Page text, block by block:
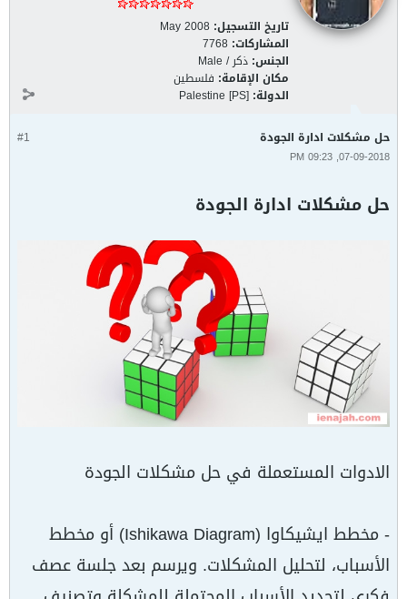
تاريخ التسجيل: May 2008
المشاركات: 7768
الجنس: ذكر / Male
مكان الإقامة: فلسطين
الدولة: Palestine [PS]
#1 حل مشكلات ادارة الجودة
07-09-2018, 09:23 PM
حل مشكلات ادارة الجودة
الادوات المستعملة في حل مشكلات الجودة
- مخطط ايشيكاوا (Ishikawa Diagram) أو مخطط
الأسباب، لتحليل المشكلات. ويرسم بعد جلسة عصف